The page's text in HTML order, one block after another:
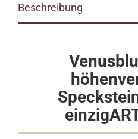
Beschreibung